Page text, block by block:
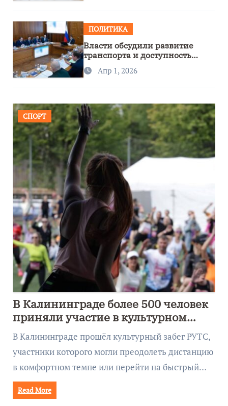
ПОЛИТИКА
Власти обсудили развитие
транспорта и доступность
региона
Апр 1, 2026
СПОРТ
В Калининграде более 500 человек
приняли участие в культурном
забеге
В Калининграде прошёл культурный забег РУТС,
участники которого могли преодолеть дистанцию
в комфортном темпе или перейти на быстрый…
Read More